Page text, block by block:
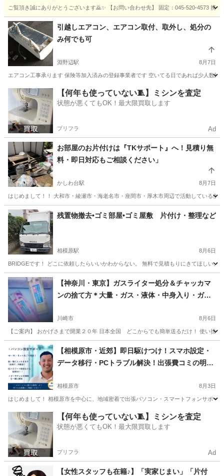
ご覧頂き誠にありがとうございます🙇✨ 【お問い合わせ先】 固定：045-520-4573 携
神奈川 横浜市 東戸塚駅 取り付け
引越しエアコン、エアコン取付、取外し、処分の
み何でも可
淵野辺駅 8月7日
エアコン工事承ります 保険等加入済みの登録事業者です 空いてる日であれば少人数
神奈川 相模原市 淵野辺駅 便利屋 取り付け
【何年も使っていない🧵】ミシンを査定
状態が悪くてもOK！最大限買取します
プリフラ Ad
お部屋のお片付けは『TKサポート』へ！見積り無
料・即日対応もご相談ください」
かしわ台駅 8月7日
はじめまして！！ 大和市・綾瀬市・海老名市・座間市・厚木市周辺で活動している
神奈川 綾瀬市 かしわ台駅 便利屋
残置物撤去•ゴミ部屋•ゴミ屋敷 片付け・整理など
相模原駅 8月6日
BRIDGEです！ どこに依頼したらいいかわからない。 無料で見積もりにきてほしい
神奈川 相模原市 相模原駅 便利屋 建物
【神奈川・東京】ガスライター処分＆チャッカマ
ンの捨て方＊大量・ガス・液体・中身入り・ガス
イター抜き方・捨て方・使い捨てライター・電子
タバコ引き取り処理費用１本￥１１０－（税込）
「横浜市・川崎市・相模原市・海老名市・座間
市・綾瀬市・大和市・厚木市・伊勢原市・秦野
市・小田原市・南足柄市・平塚市・茅ヶ崎市・藤
町・寒川町」FRS神奈川
川崎市 8月6日
【ご案内】 おかげさまで開業２０年 日本全国 どこからでも簡単送るだけ！ 使い捨
神奈川 川崎市 便利屋 スプレー缶
【相模原市・近郊】即日駆けつけ！スマホ設定・
データ移行・PCトラブル解決！出張費コミの明朗
相模原市 8月3日
はじめまして！ 相模原市を中心に、地域密着で出張パソコン・スマートフォンサポ
神奈川 相模原市 便利屋 やり方
【何年も使っていない🧵】ミシンを査定
状態が悪くてもOK！最大限買取します
プリフラ Ad
【女性スタッフも在籍♪】「実家じまい」「片付